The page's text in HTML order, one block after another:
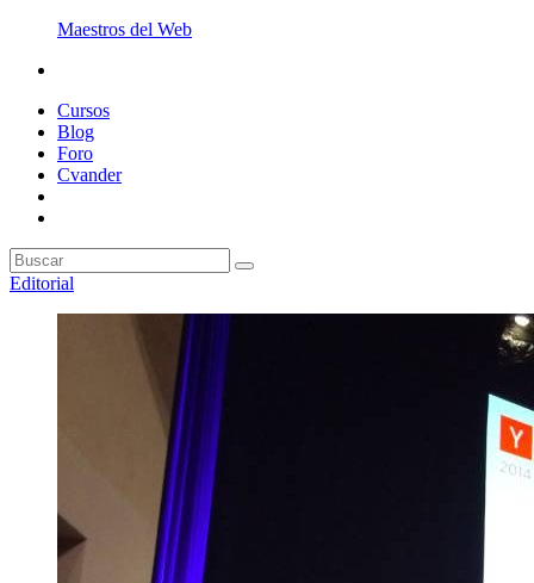
Maestros del Web
Cursos
Blog
Foro
Cvander
Editorial